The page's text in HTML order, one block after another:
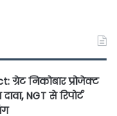
ग्रेट निकोबार प्रोजेक्ट
NGT से रिपोर्ट